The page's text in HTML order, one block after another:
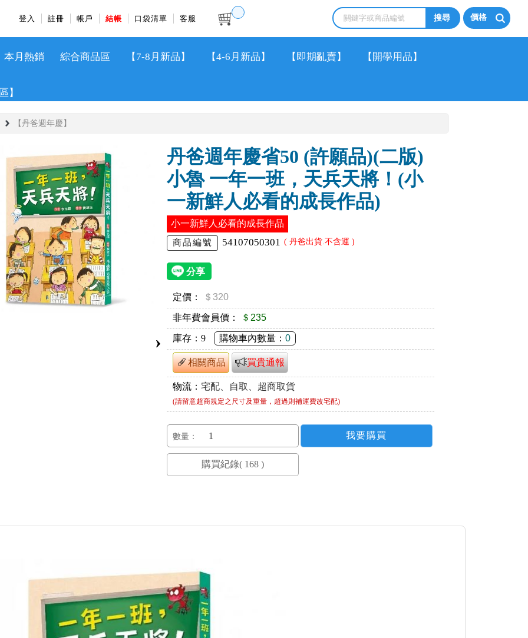
登入 註冊 帳戶 結帳 口袋清單 客服 價格
本月熱銷 綜合商品區 【7-8月新品】 【4-6月新品】 【即期亂賣】 【開學用品】
】
【丹爸週年慶】
›
丹爸週年慶省50 (許願品)(二版)
小魯 一年一班，天兵天將！(小
一新鮮人必看的成長作品)
小一新鮮人必看的成長作品
商品編號 54107050301 ( 丹爸出貨.不含運 )
定價： ＄320
非年費會員價： ＄235
庫存：9 購物車內數量：0
相關商品 買貴通報
物流：宅配、自取、超商取貨
(請留意超商規定之尺寸及重量，超過則補運費改宅配)
數量：